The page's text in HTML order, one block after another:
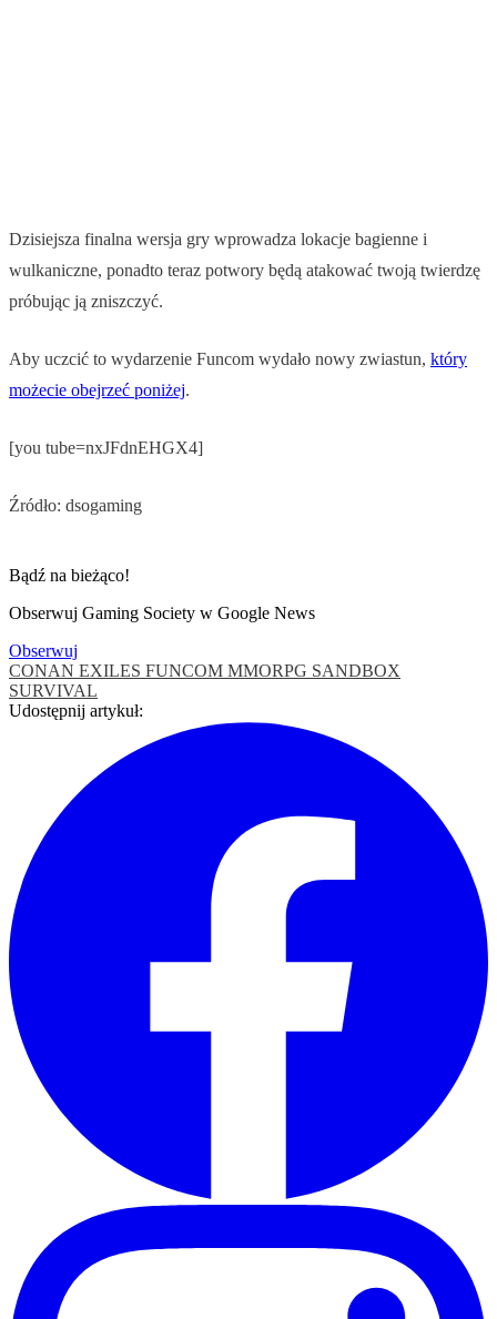
Dzisiejsza finalna wersja gry wprowadza lokacje bagienne i
wulkaniczne, ponadto teraz potwory będą atakować twoją twierdzę
próbując ją zniszczyć.
Aby uczcić to wydarzenie Funcom wydało nowy zwiastun, który
możecie obejrzeć poniżej.
[you tube=nxJFdnEHGX4]
Źródło: dsogaming
Bądź na bieżąco!
Obserwuj Gaming Society w Google News
Obserwuj
CONAN EXILES FUNCOM MMORPG SANDBOX
SURVIVAL
Udostępnij artykuł: